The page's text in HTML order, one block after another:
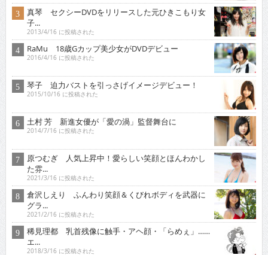
真琴 セクシーDVDをリリースした元ひきこもり女
子...
2013/4/16 に投稿された
RaMu 18歳Gカップ美少女がDVDデビュー
2016/4/16 に投稿された
琴子 迫力バストを引っさげイメージデビュー！
2015/10/16 に投稿された
土村 芳 新進女優が「愛の渦」監督舞台に
2014/7/16 に投稿された
原つむぎ 人気上昇中！愛らしい笑顔とほんわかし
た雰...
2021/3/16 に投稿された
倉沢しえり ふんわり笑顔＆くびれボディを武器に
グラ...
2021/2/16 に投稿された
稀見理都 乳首残像に触手・アヘ顔・「らめぇ」……
エ...
2018/3/16 に投稿された